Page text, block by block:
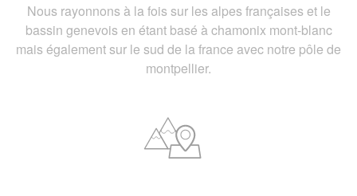
Nous rayonnons à la fois sur les alpes françaises et le
bassin genevois en étant basé à chamonix mont-blanc
mais également sur le sud de la france avec notre pôle de
montpellier.